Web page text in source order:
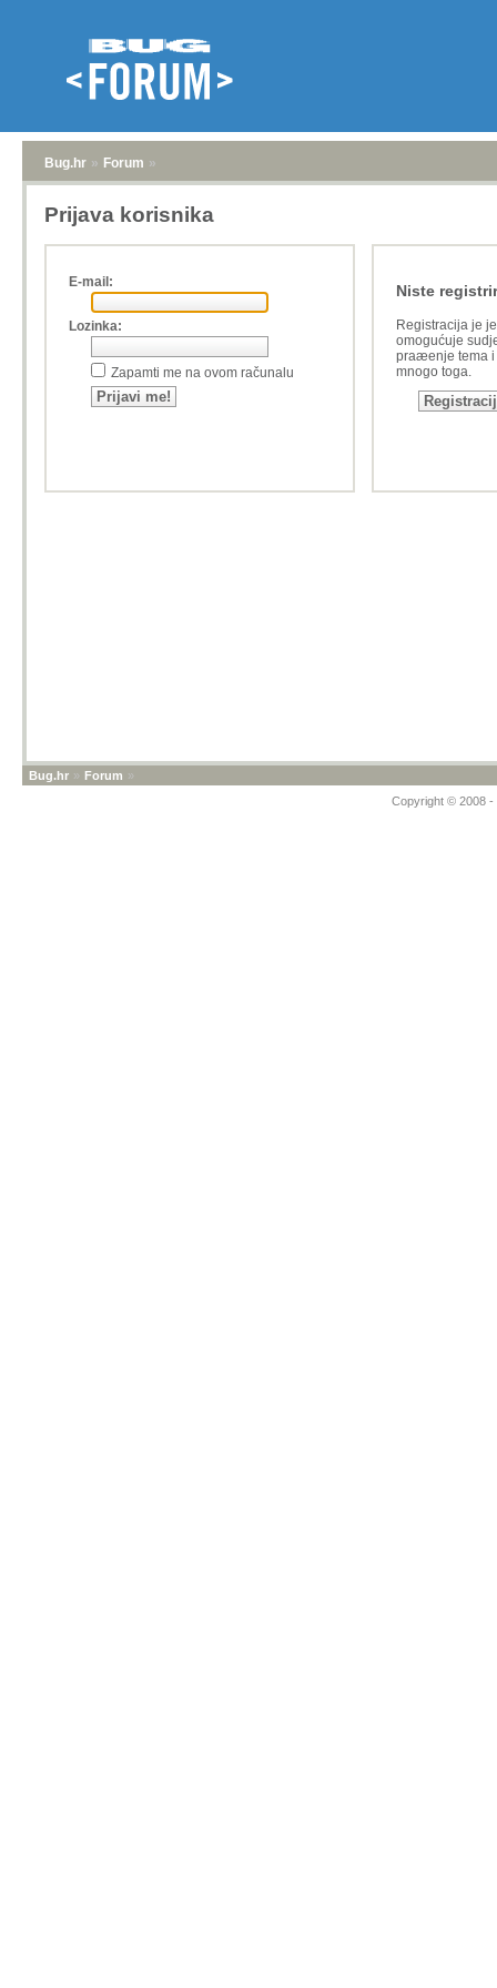
Bug.hr » Forum »
Prijava korisnika
E-mail:
Lozinka:
Zapamti me na ovom računalu
Niste
Registracija je
omogućuje
praæenje tema i
mnogo toga.
Bug.hr » Forum »
Copyright © 2008 -